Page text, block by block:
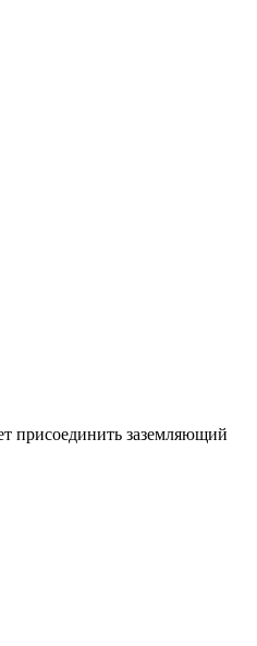
присоединить заземляющий